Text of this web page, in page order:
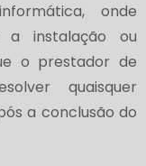
onde
a instalação ou
o prestador de
quaisquer
a conclusão do